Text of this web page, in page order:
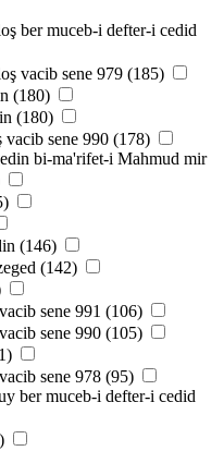
ber muceb-i defter-i cedid
vacib sene 979 (185)
(180)
(180)
sene 990 (178)
bi-ma'rifet-i Mahmud mir
(146)
(142)
sene 991 (106)
sene 990 (105)
sene 978 (95)
ber muceb-i defter-i cedid